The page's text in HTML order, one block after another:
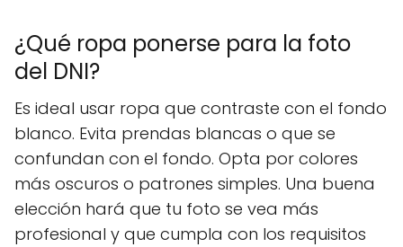
¿Qué ropa ponerse para la foto
del DNI?
Es ideal usar ropa que contraste con el fondo
blanco. Evita prendas blancas o que se
confundan con el fondo. Opta por colores
más oscuros o patrones simples. Una buena
elección hará que tu foto se vea más
profesional y que cumpla con los requisitos